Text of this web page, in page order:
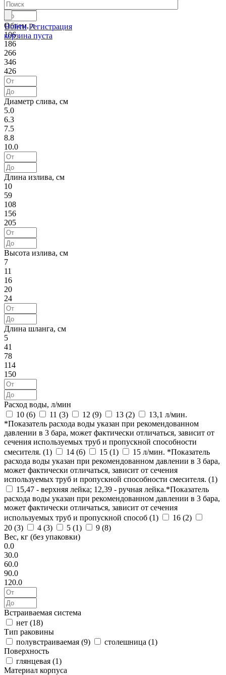
Войти Регистрация
корзина пуста
Объем, л
106
186
266
346
426
Диаметр слива, см
5.0
6.3
7.5
8.8
10.0
Длина излива, см
10
59
108
156
205
Высота излива, см
7
11
16
20
24
Длина шланга, см
5
41
78
114
150
Расход воды, л/мин
10 (6) 11 (3) 12 (9) 13 (2)
13,1 л/мин.
*Показатель расхода воды указан при рекомендованном
давлении в 3 бара, может фактически отличаться, зависит от
сечения используемых труб и пропускной способности
смесителя. (1) 14 (6) 15 (1)
15 л/мин. *Показатель
расхода воды указан при рекомендованном давлении в 3 бара,
может фактически отличаться, зависит от сечения
используемых труб и пропускной способности смесителя. (1)
15,47 - верхняя лейка; 12,39 - ручная лейка.*Показатель
расхода воды указан при рекомендованном давлении в 3 бара,
может фактически отличаться, зависит от сечения
используемых труб и пропускной способ (1) 16 (2)
20 (3) 4 (3) 5 (1) 9 (8)
Вес, кг (без упаковки)
0.0
30.0
60.0
90.0
120.0
Встраиваемая система
нет (18)
Тип раковины
полувстраиваемая (9) столешница (1)
Поверхность
глянцевая (1)
Материал корпуса